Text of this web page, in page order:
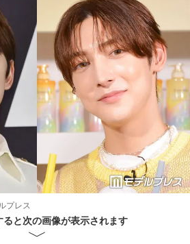
プレス
ると次の画像が表示されます